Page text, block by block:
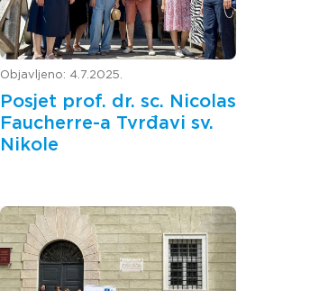
Objavljeno: 4.7.2025.
Posjet prof. dr. sc. Nicolas
Faucherre-a Tvrđavi sv.
Nikole